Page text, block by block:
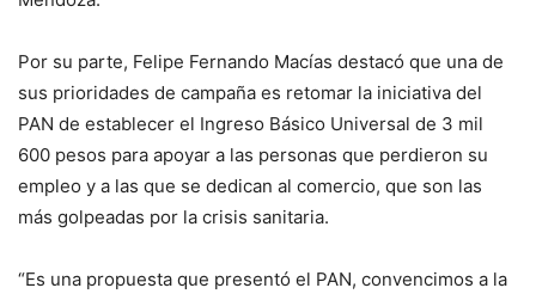
Por su parte, Felipe Fernando Macías destacó que una de
sus prioridades de campaña es retomar la iniciativa del
PAN de establecer el Ingreso Básico Universal de 3 mil
600 pesos para apoyar a las personas que perdieron su
empleo y a las que se dedican al comercio, que son las
más golpeadas por la crisis sanitaria.
“Es una propuesta que presentó el PAN, convencimos a la